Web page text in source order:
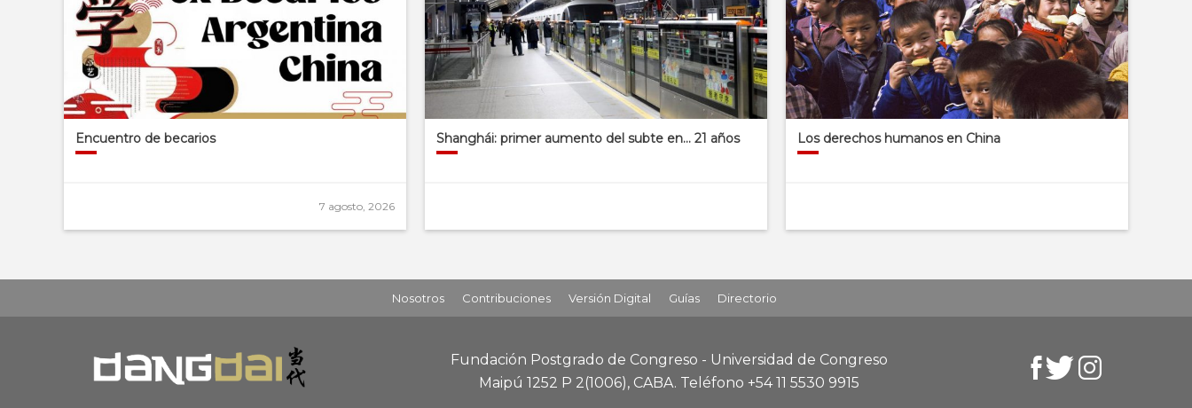
Encuentro de becarios
7 agosto, 2026
Shanghái: primer aumento del subte en… 21 años Los derechos humanos en China
Nosotros Contribuciones Versión Digital Guías Directorio
Fundación Postgrado de Congreso - Universidad de Congreso
Maipú 1252 P 2(1006), CABA. Teléfono +54 11 5530 9915